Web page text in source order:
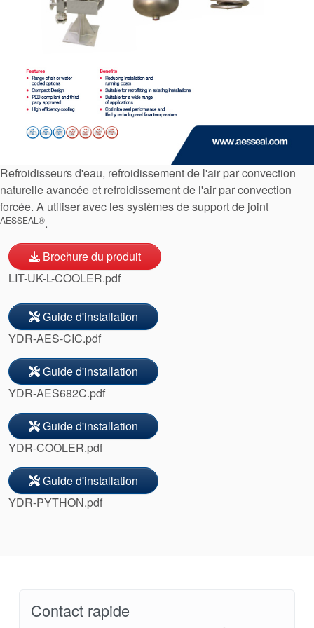
Certifications et normes
Localisations
Durabilité
Brochures produits
Refroidisseurs d'eau, refroidissement de l'air par convection
naturelle avancée et refroidissement de l'air par convection
forcée. A utiliser avec les systèmes de support de joint
AESSEAL®.
Brochure du produit
LIT-UK-L-COOLER.pdf
Guide d'installation
YDR-AES-CIC.pdf
Guide d'installation
YDR-AES682C.pdf
Guide d'installation
YDR-COOLER.pdf
Guide d'installation
YDR-PYTHON.pdf
Contact rapide